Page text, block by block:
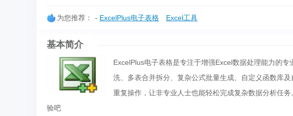
为您推荐： - ExcelPlus电子表格 Excel工具
基本简介
ExcelPlus电子表格是专注于增强Excel数据处理能力的
洗、多表合并拆分、复杂公式批量生成、自定义函数库
重复操作，让非专业人士也能轻松完成复杂数据分析任
验吧